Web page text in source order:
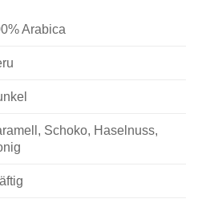
Arabica
Schoko, Haselnuss,